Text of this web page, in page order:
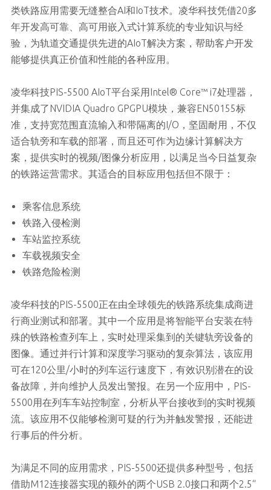
类铁路应用需要无缝整合AI和IoT技术。凌华科技凭借20多
年开发高可靠、高可用嵌入式计算系统的专业知识与经
验，为轨道交通提供先进的AIoT解决方案，帮助客户开发
能够提供真正价值和性能的各种应用。
凌华科技PIS-5500 AIoT平台采用Intel® Core™ i7处理器，
并集成了NVIDIA Quadro GPGPU模块，兼容EN50155标
准，支持宽范围直流输入和带隔离的I/O，坚固耐用，不仅
适合轨旁和车载的部署，而且还可作为边缘计算解决方
案，提供实时的视频/图像分析应用，以满足当今日益复杂
的铁路运营需求。其适合的目标应用包括但不限于：
乘客信息系统
铁路入侵检测
车站监控系统
车载视频安全
铁路危险检测
凌华科技的PIS-5500正在由全球领先的铁路系统集成商进
行商业测试和部署。其中一个应用是将智能平台安装在特
殊的铁路检查列车上，实时处理采集到的关键轨旁设备的
图像。通过并行计算和深度学习驱动的复杂算法，该应用
可在120公里/小时的列车运行速度下，有效识别潜在的设
备故障，并向维护人员发出警报。在另一个应用中，PIS-
5500用在列车车站控制室，分析从平台接收到的实时视频
流。该应用不仅能够检测可疑的行为并触发警报，还能进
行事后的件分析。
为满足不同的应用需求，PIS-5500还提供多种型号，包括
借助M12连接器实现的额外的两个USB 2.0接口和两个2.5“